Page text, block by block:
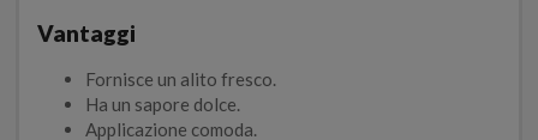
Vantaggi
Fornisce un alito fresco.
Ha un sapore dolce.
Applicazione comoda.